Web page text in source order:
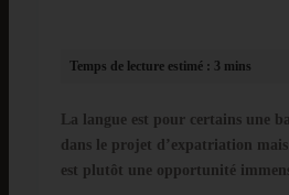
La langue est pour certains une
dans le projet d’expatriation
est plutôt une opportunité